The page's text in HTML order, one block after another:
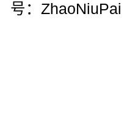
号：ZhaoNiuPai